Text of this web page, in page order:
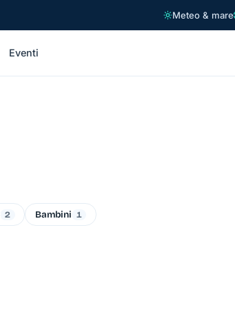
Meteo & mare
Eventi
2 Bambini 1